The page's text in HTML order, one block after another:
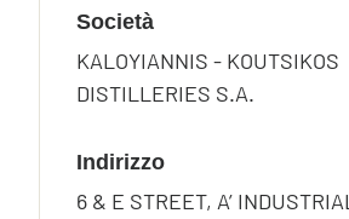
Società
KALOYIANNIS - KOUTSIKOS
DISTILLERIES S.A.
Indirizzo
6 & E STREET, A’ INDUSTRIAL